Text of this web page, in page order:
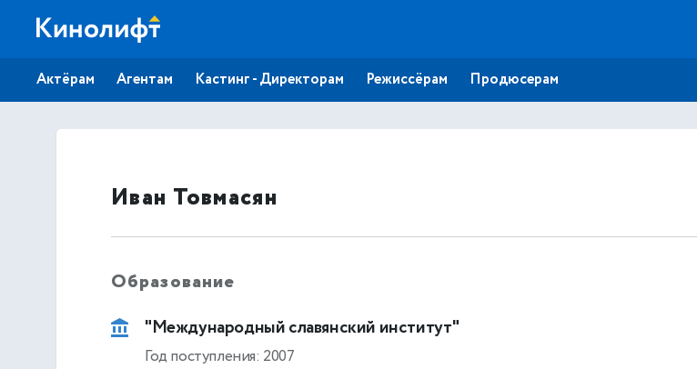
Актёрам Агентам Кастинг - Директорам Режиссёрам Продюсерам
Иван Товмасян
Образование
"Международный славянский институт"
Год поступления: 2007